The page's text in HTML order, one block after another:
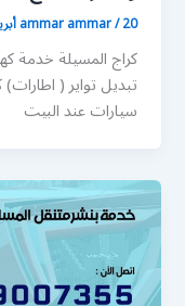
ammar ammar/20 أبريل، 2020
كراج المسيلة خدمة
تبديل تواير (
سيارات عند البيت